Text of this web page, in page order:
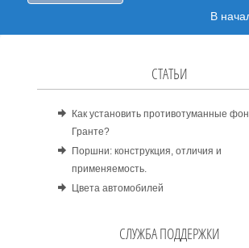
В
СТАТЬИ
Как установить противотуманные
Гранте?
Поршни: конструкция, отличия и
применяемость.
Цвета автомобилей
СЛУЖБА ПОДДЕРЖКИ